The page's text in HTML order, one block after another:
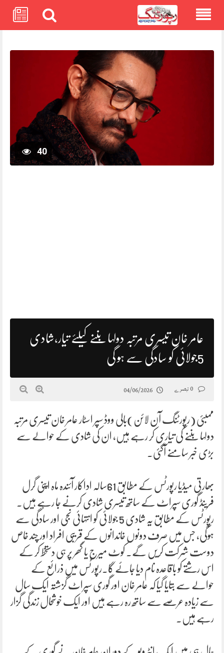
40
عامر خان تیسری مرتبہ دولہا بننے کیلئے تیار،شادی
5جولائی کو سادگی سے ہو گی
04/06/2026
ممبئی (رپورٹنگ آن لائن)بالی ووڈ سپر اسٹار عامر خان تیسری مرتبہ
دولہا بننے کی تیاری کر رہے ہیں، ان کی شادی کے حوالے سے
بڑی خبر سامنے آگئی۔
بھارتی میڈیا رپورٹس کے مطابق 61سالہ اداکار آئندہ ماہ اپنی گرل
فرینڈ گوری سپراٹ کے ساتھ تیسری شادی کرنے جا رہے ہیں۔
رپورٹس کے مطابق یہ شادی 5 جولائی کو انتہائی نجی اور سادگی سے
ہوگی، جس میں صرف دونوں خاندانوں کے قریبی افراد اور چند خاص
دوست شرکت کریں گے۔ کوٹ میرج یا گھر پر ہی دستخط کر کے
اس رشتے کو باقاعدہ نام دیا جائے گا۔رپورٹس میں ذرائع کے
حوالے سے بتایا گیا کہ عامر خان اور گوری سپراٹ گزشتہ ایک سال
سے زیادہ عرصے سے ساتھ رہ رہے ہیں اور ایک خوشحال زندگی گزار
رہے ہیں۔
حال ہی میں ایک انٹرویو کے دوران عامر خان نے گوری کے